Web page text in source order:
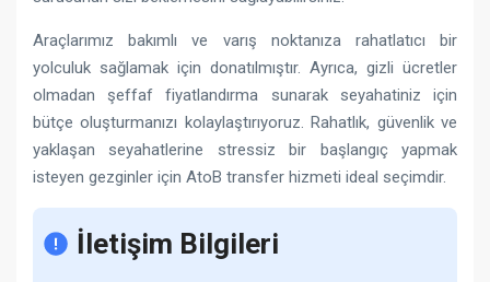
Araçlarımız bakımlı ve varış noktanıza rahatlatıcı bir
yolculuk sağlamak için donatılmıştır. Ayrıca, gizli ücretler
olmadan şeffaf fiyatlandırma sunarak seyahatiniz için
bütçe oluşturmanızı kolaylaştırıyoruz. Rahatlık, güvenlik ve
yaklaşan seyahatlerine stressiz bir başlangıç yapmak
isteyen gezginler için AtoB transfer hizmeti ideal seçimdir.
İletişim Bilgileri